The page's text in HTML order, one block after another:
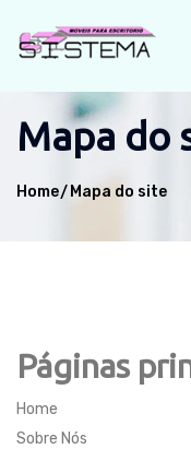
Mapa do
Home Mapa do site
Páginas
Home
Sobre Nós